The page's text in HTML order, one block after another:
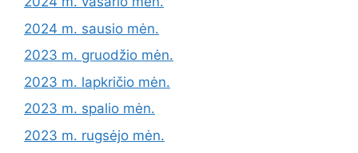
2024 m. sausio mėn.
2023 m. gruodžio mėn.
2023 m. lapkričio mėn.
2023 m. spalio mėn.
2023 m. rugsėjo mėn.